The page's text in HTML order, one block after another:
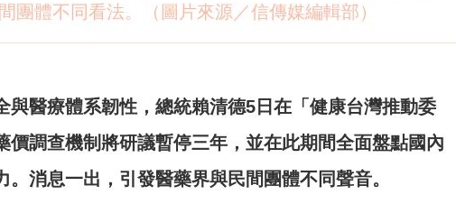
團體不同看法。（圖片來源／信傳媒編輯部）
與醫療體系韌性，總統賴清德5日在「健康台灣推動委
價調查機制將研議暫停三年，並在此期間全面盤點國內
消息一出，引發醫藥界與民間團體不同聲音。